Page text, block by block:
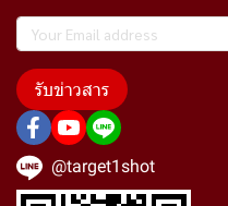
รับข่าวสาร
@target1shot